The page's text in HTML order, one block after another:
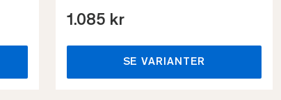
1.085 kr
SE VARIANTER